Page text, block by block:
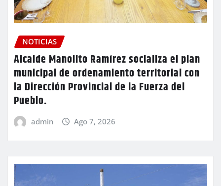
NOTICIAS
Alcalde Manolito Ramírez socializa el plan
municipal de ordenamiento territorial con
la Dirección Provincial de la Fuerza del
Pueblo.
admin Ago 7, 2026